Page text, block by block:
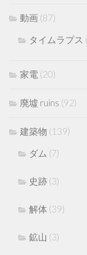
動画 (87)
タイムラプス
家電 (20)
廃墟 ruins (92)
建築物 (139)
ダム (7)
史跡 (3)
解体 (39)
鉱山 (3)